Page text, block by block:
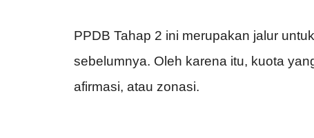
PPDB Tahap 2 ini merupakan jalur
sebelumnya. Oleh karena itu, kuota
afirmasi, atau zonasi.